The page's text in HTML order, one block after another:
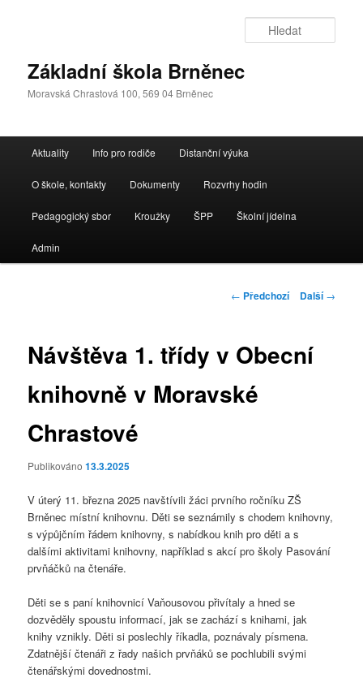
Základní škola Brněnec
Moravská Chrastová 100, 569 04 Brněnec
navigační
Aktuality Info pro rodiče Distanční výuka
O škole, kontakty Dokumenty Rozvrhy hodin
Pedagogický sbor Kroužky ŠPP Školní jídelna
Admin
Navigace
← Předchozí Další→
Návštěva 1. třídy v Obecní
knihovně v Moravské
Chrastové
Publikováno13.3.2025
V úterý 11. března 2025 navštívili žáci prvního ročníku ZŠ
Brněnec místní knihovnu. Děti se seznámily s chodem knihovny,
s výpůjčním řádem knihovny, s nabídkou knih pro děti a s
dalšími aktivitami knihovny, například s akcí pro školy Pasování
prvňáčků na čtenáře.
Děti se s paní knihovnicí Vaňousovou přivítaly a hned se
dozvěděly spoustu informací, jak se zachází s knihami, jak
knihy vznikly. Děti si poslechly říkadla, poznávaly písmena.
Zdatnější čtenáři z řady našich prvňáků se pochlubili svými
čtenářskými dovednostmi.